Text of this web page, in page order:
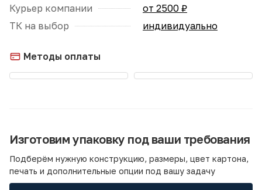
Курьер компании
от 2500 ₽
ТК на выбор
индивидуально
Методы оплаты
Изготовим упаковку под ваши требования
Подберём нужную конструкцию, размеры, цвет картона,
печать и дополнительные опции под вашу задачу